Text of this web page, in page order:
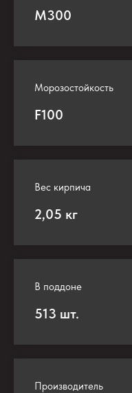
М300
Морозостойкость
F100
Вес кирпича
2,05 кг
В поддоне
513 шт.
Производитель